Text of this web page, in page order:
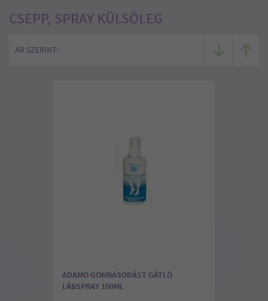
CSEPP, SPRAY KÜLSŐLEG
ÁR SZERINT:
ADAMO GOMBÁSODÁST GÁTLÓ
LÁBSPRAY 100ML